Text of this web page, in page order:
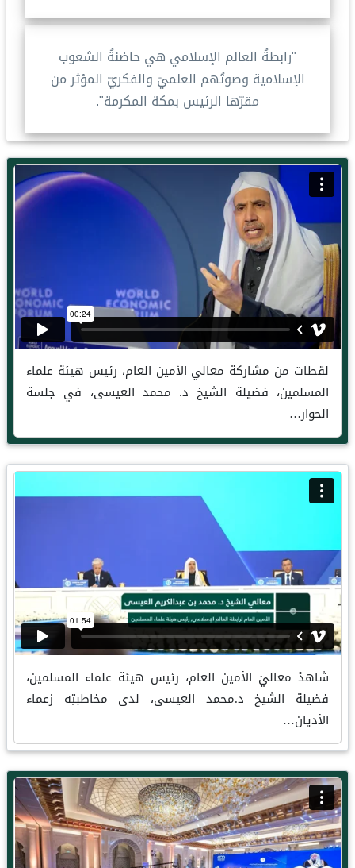
"رابطةُ العالم الإسلامي هي حاضنةُ الشعوب
الإسلامية وصوتُهم العلميّ والفكريّ المؤثر من
مقرّها الرئيس بمكة المكرمة".
لقطات من مشاركة معالي الأمين العام، رئيس هيئة علماء
المسلمين، فضيلة الشيخ د. محمد العيسى، في جلسة
الحوار…
شاهدْ معاليَ الأمين العام، رئيس هيئة علماء المسلمين،
فضيلة الشيخ د.محمد العيسى، لدى مخاطبتِه زعماء
الأديان…